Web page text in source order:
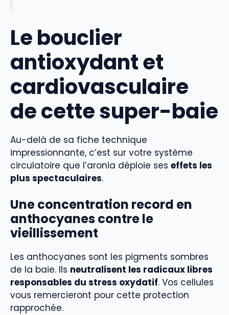
Le bouclier
antioxydant et
cardiovasculaire
de cette super-baie
Au-delà de sa fiche technique
impressionnante, c’est sur votre système
circulatoire que l’aronia déploie ses effets les
plus spectaculaires.
Une concentration record en
anthocyanes contre le
vieillissement
Les anthocyanes sont les pigments sombres
de la baie. Ils neutralisent les radicaux libres
responsables du stress oxydatif. Vos cellules
vous remercieront pour cette protection
rapprochée.